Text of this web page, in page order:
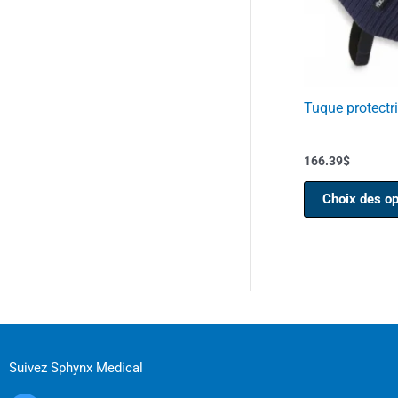
Tuque
166.39$
Choix des
Suivez Sphynx Medical